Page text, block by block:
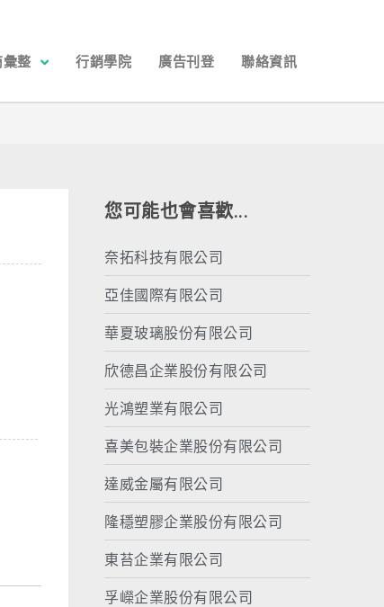
彙整 行銷學院 廣告刊登 聯絡資訊
您可能也會喜歡...
奈拓科技有限公司
亞佳國際有限公司
華夏玻璃股份有限公司
欣德昌企業股份有限公司
光鴻塑業有限公司
喜美包裝企業股份有限公司
達威金屬有限公司
隆穩塑膠企業股份有限公司
東苔企業有限公司
孚嶸企業股份有限公司